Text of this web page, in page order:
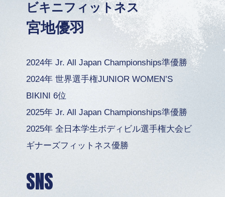
ビキニフィットネス
宮地優羽
2024年 Jr. All Japan Championships準優勝
2024年 世界選手権JUNIOR WOMEN’S
BIKINI 6位
2025年 Jr. All Japan Championships準優勝
2025年 全日本学生ボディビル選手権大会ビ
ギナーズフィットネス優勝
SNS